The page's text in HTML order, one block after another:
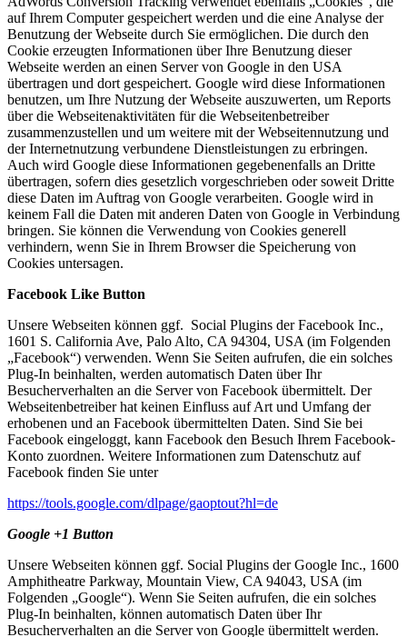
auf Ihrem Computer gespeichert werden und die eine Analyse der
Benutzung der Webseite durch Sie ermöglichen. Die durch den
Cookie erzeugten Informationen über Ihre Benutzung dieser
Webseite werden an einen Server von Google in den USA
übertragen und dort gespeichert. Google wird diese Informationen
benutzen, um Ihre Nutzung der Webseite auszuwerten, um Reports
über die Webseitenaktivitäten für die Webseitenbetreiber
zusammenzustellen und um weitere mit der Webseitennutzung und
der Internetnutzung verbundene Dienstleistungen zu erbringen.
Auch wird Google diese Informationen gegebenenfalls an Dritte
übertragen, sofern dies gesetzlich vorgeschrieben oder soweit Dritte
diese Daten im Auftrag von Google verarbeiten. Google wird in
keinem Fall die Daten mit anderen Daten von Google in Verbindung
bringen. Sie können die Verwendung von Cookies generell
verhindern, wenn Sie in Ihrem Browser die Speicherung von
Cookies untersagen.
Facebook Like Button
Unsere Webseiten können ggf. Social Plugins der Facebook Inc.,
1601 S. California Ave, Palo Alto, CA 94304, USA (im Folgenden
„Facebook“) verwenden. Wenn Sie Seiten aufrufen, die ein solches
Plug-In beinhalten, werden automatisch Daten über Ihr
Besucherverhalten an die Server von Facebook übermittelt. Der
Webseitenbetreiber hat keinen Einfluss auf Art und Umfang der
erhobenen und an Facebook übermittelten Daten. Sind Sie bei
Facebook eingeloggt, kann Facebook den Besuch Ihrem Facebook-
Konto zuordnen. Weitere Informationen zum Datenschutz auf
Facebook finden Sie unter
https://tools.google.com/dlpage/gaoptout?hl=de
Google +1 Button
Unsere Webseiten können ggf. Social Plugins der Google Inc., 1600
Amphitheatre Parkway, Mountain View, CA 94043, USA (im
Folgenden „Google“). Wenn Sie Seiten aufrufen, die ein solches
Plug-In beinhalten, können automatisch Daten über Ihr
Besucherverhalten an die Server von Google übermittelt werden.